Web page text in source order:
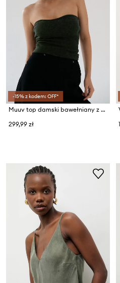
-15% z kodem: OFF*
Muuv top damski bawełniany z elastanem LINEA
299,99 zł